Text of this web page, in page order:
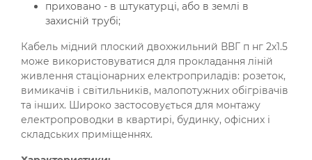
приховано - в штукатурці, або в землі в
захисній трубі;
Кабель мідний плоский двохжильний ВВГ п нг 2х1.5
може використовуватися для прокладання ліній
живлення стаціонарних електроприладів: розеток,
вимикачів і світильників, малопотужних обігрівачів
та інших. Широко застосовується для монтажу
електропроводки в квартирі, будинку, офісних і
складських приміщеннях.